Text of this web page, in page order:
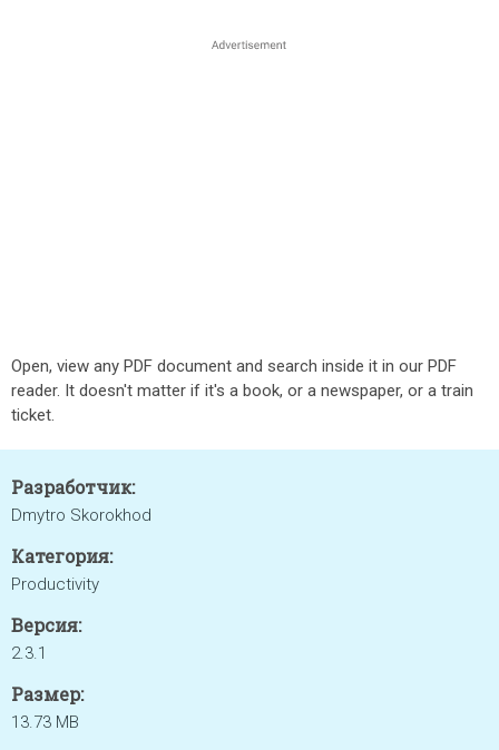
Open, view any PDF document and search inside it in our PDF
reader. It doesn't matter if it's a book, or a newspaper, or a train
ticket.
Разработчик:
Dmytro Skorokhod
Категория:
Productivity
Версия:
2.3.1
Размер:
13.73 MB